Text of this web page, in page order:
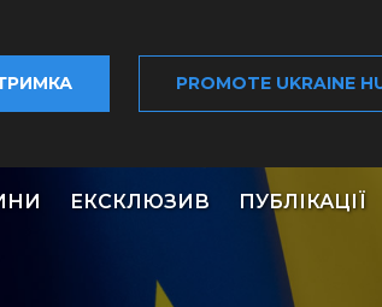
PROMOTE UKRAINE
ЕКСКЛЮЗИВ ПУБЛІКАЦІЇ